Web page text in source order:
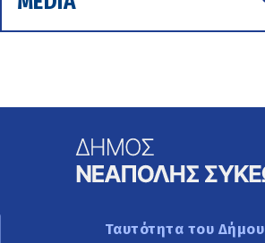
Ταυτότητα του Δήμου